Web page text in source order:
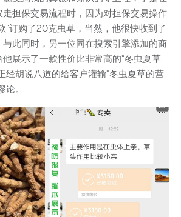
担保交易流程时，因为对担保交易操作
”订购了20克虫草，当然，他很快收到了
此同时，另一位同在搜索引擎添加的商
展示了一款性价比非常高的“冬虫夏草
经胡说八道的给客户灌输“冬虫夏草的营
论。